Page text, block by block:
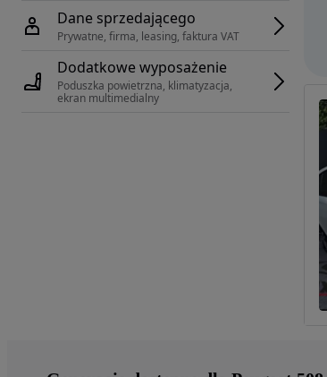
Dane sprzedającego
Prywatne, firma, leasing, faktura VAT
Dodatkowe wyposażenie
Poduszka powietrzna, klimatyzacja,
ekran multimedialny